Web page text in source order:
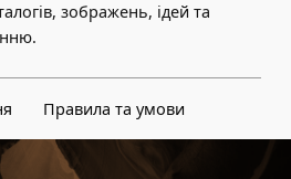
зображень, ідей та
Правила та умови